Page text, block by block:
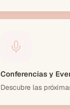
Conferencias y
Descubre las